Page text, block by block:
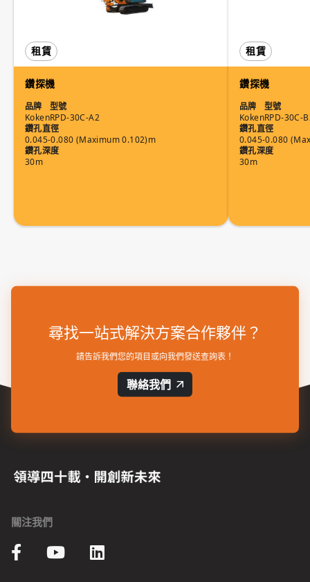
租賃
鑽探機
品牌
Koken
型號
RPD-30C-A2
鑽孔直徑
0.045-0.080 (Maximum 0.102)m
鑽孔深度
30m
租賃
鑽探機
品牌
Koken
型號
RPD-30C-
鑽孔直徑
0.045-0.080
鑽孔深度
30m
尋找一站式解決方案合作夥伴？
請告訴我們您的項目或向我們發送查詢表！
聯絡我們
關注我們